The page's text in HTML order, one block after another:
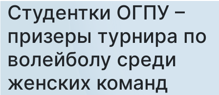
Студентки ОГПУ –
призеры турнира по
волейболу среди
женских команд